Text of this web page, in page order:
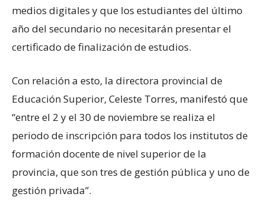
medios digitales y que los estudiantes del último
año del secundario no necesitarán presentar el
certificado de finalización de estudios.
Con relación a esto, la directora provincial de
Educación Superior, Celeste Torres, manifestó que
“entre el 2 y el 30 de noviembre se realiza el
periodo de inscripción para todos los institutos de
formación docente de nivel superior de la
provincia, que son tres de gestión pública y uno de
gestión privada”.